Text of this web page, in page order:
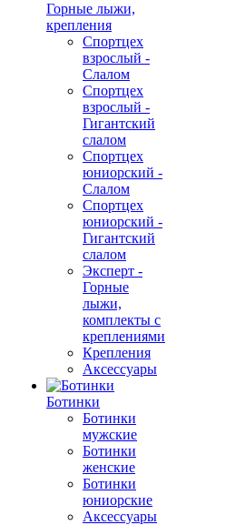
Горные лыжи,
крепления
Спортцех
взрослый -
Слалом
Спортцех
взрослый -
Гигантский
слалом
Спортцех
юниорский -
Слалом
Спортцех
юниорский -
Гигантский
слалом
Эксперт -
Горные
лыжи,
комплекты с
креплениями
Крепления
Аксессуары
Ботинки
Ботинки
мужские
Ботинки
женские
Ботинки
юниорские
Аксессуары